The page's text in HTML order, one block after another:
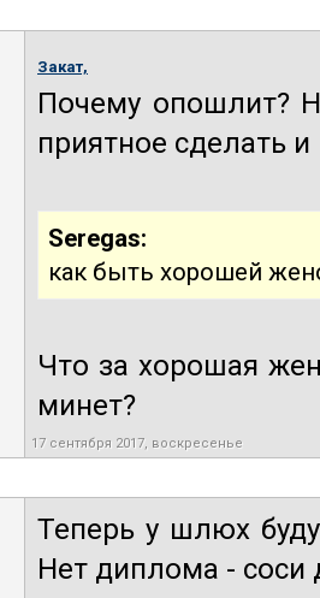
Закат,
Почему опошлит?
приятное сделать
Seregas:
как быть хорошей
Что за хорошая
минет?
17 сентября 2017, воскресенье
Теперь у шлюх
Нет диплома - соси